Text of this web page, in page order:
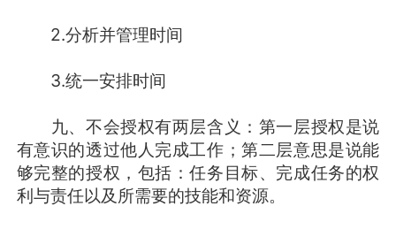
2.分析并管理时间
3.统一安排时间
九、不会授权有两层含义：第一层授权是说
有意识的透过他人完成工作；第二层意思是说能
够完整的授权，包括：任务目标、完成任务的权
利与责任以及所需要的技能和资源。